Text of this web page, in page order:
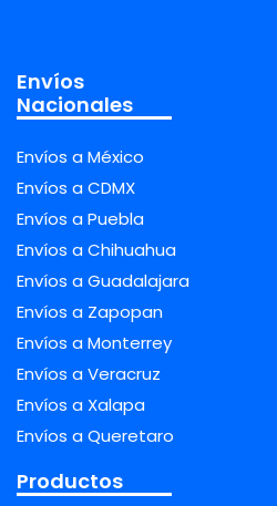
Envíos
Nacionales
Envíos a México
Envíos a CDMX
Envíos a Puebla
Envíos a Chihuahua
Envíos a Guadalajara
Envíos a Zapopan
Envíos a Monterrey
Envíos a Veracruz
Envíos a Xalapa
Envíos a Queretaro
Productos